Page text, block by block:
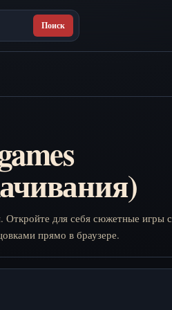
Поиск
Откройте для себя сюжетные игры с
прямо в браузере.